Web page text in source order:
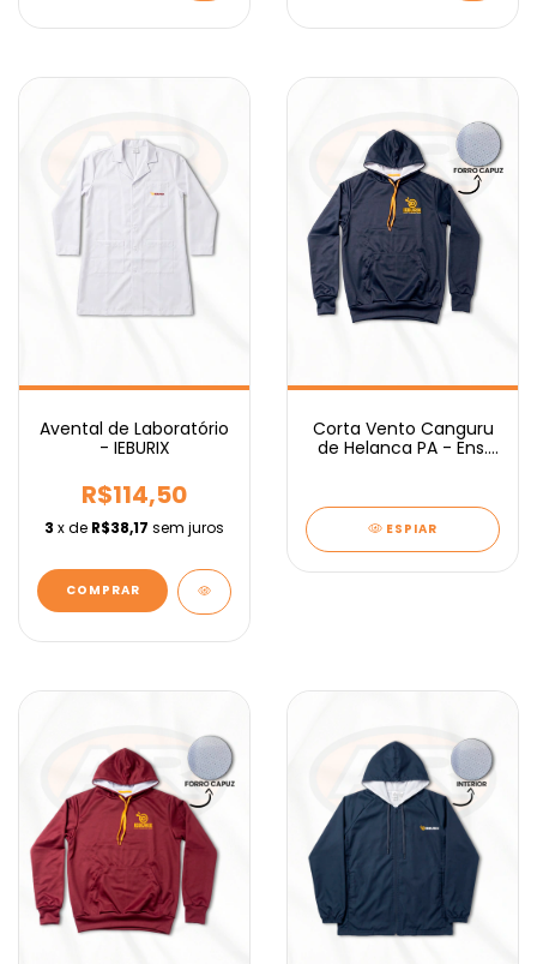
Avental de Laboratório
- IEBURIX
R$114,50
3 x de R$38,17 sem juros
COMPRAR
Corta Vento Canguru
de Helanca PA - Ens.
ESPIAR